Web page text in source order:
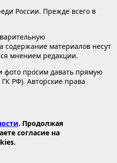
России. Прежде всего в
содержание материалов несут
мнением редакции.
фото просим давать прямую
РФ). Авторские права
. Продолжая
согласие на